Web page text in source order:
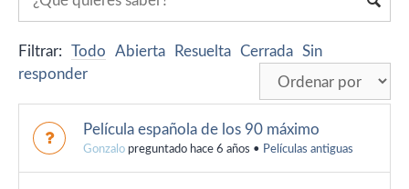
Filtrar: Todo Abierta Resuelta Cerrada Sin
responder
Película española de los 90 máximo
Gonzalo preguntado hace 6 años • Películas antiguas